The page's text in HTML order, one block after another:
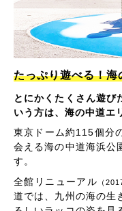
たっぷり遊べる！海
とにかくたくさん遊び
いう方は、海の中道エ
東京ドーム約115個分
会える海の中道海浜公
す。
全館リニューアル （
道では、九州の海の生